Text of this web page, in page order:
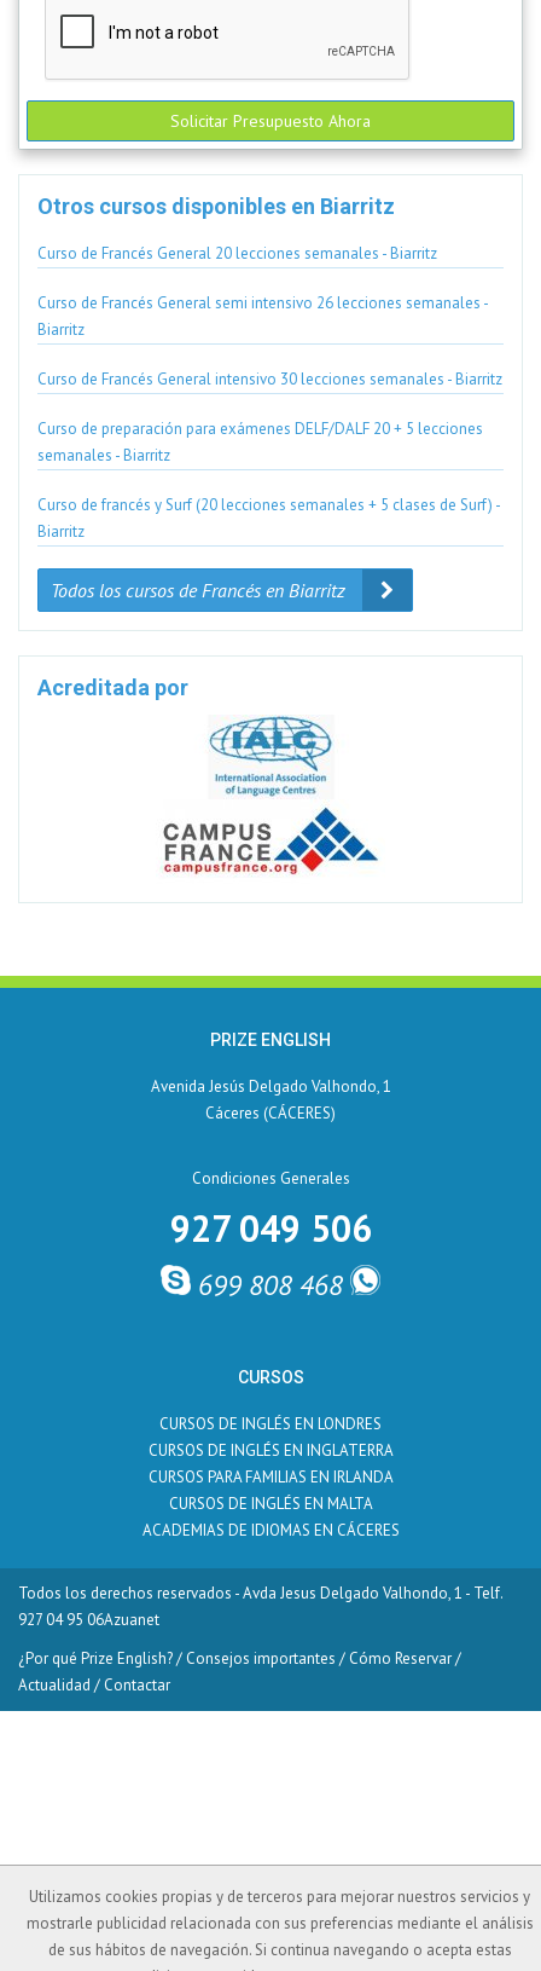
Utilizamos cookies propias y de terceros para mejorar nuestros servicios y
mostrarle publicidad relacionada con sus preferencias mediante el análisis
de sus hábitos de navegación. Si continua navegando o acepta estas
Solicitar Presupuesto Ahora
Otros cursos disponibles en Biarritz
Curso de Francés General 20 lecciones semanales - Biarritz
Curso de Francés General semi intensivo 26 lecciones semanales -
Biarritz
Curso de Francés General intensivo 30 lecciones semanales - Biarritz
Curso de preparación para exámenes DELF/DALF 20 + 5 lecciones
semanales - Biarritz
Curso de francés y Surf (20 lecciones semanales + 5 clases de Surf) -
Biarritz
Todos los cursos de Francés en Biarritz
Acreditada por
PRIZE ENGLISH
Avenida Jesús Delgado Valhondo, 1
Cáceres (CÁCERES)
Condiciones Generales
927 049 506
699 808 468
CURSOS
CURSOS DE INGLÉS EN LONDRES
CURSOS DE INGLÉS EN INGLATERRA
CURSOS PARA FAMILIAS EN IRLANDA
CURSOS DE INGLÉS EN MALTA
ACADEMIAS DE IDIOMAS EN CÁCERES
Todos los derechos reservados - Avda Jesus Delgado Valhondo, 1 - Telf.
927 04 95 06Azuanet
¿Por qué Prize English?/ Consejos importantes / Cómo Reservar/
Actualidad / Contactar